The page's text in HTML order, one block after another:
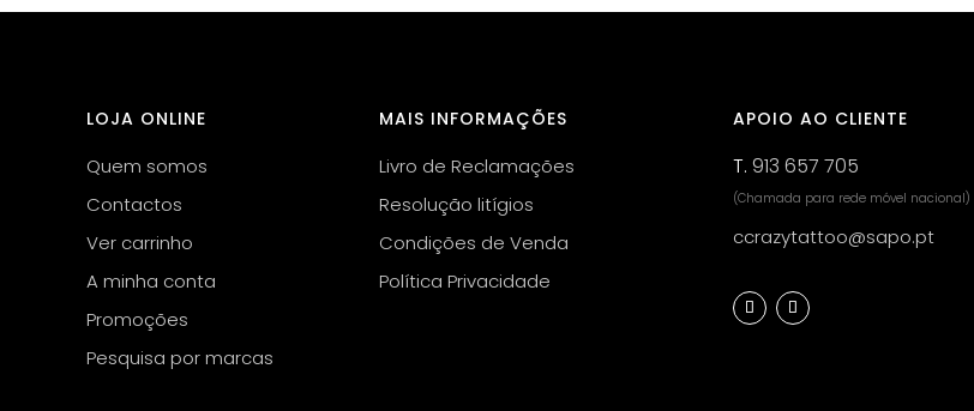
LOJA ONLINE
Quem somos
Contactos
Ver carrinho
A minha conta
Promoções
Pesquisa por marcas
MAIS INFORMAÇÕES
Livro de Reclamações
Resolução litígios
Condições de Venda
Política Privacidade
APOIO AO CLIENTE
T. 913 657 705
(Chamada para rede móvel nacional)
ccrazytattoo@sapo.pt